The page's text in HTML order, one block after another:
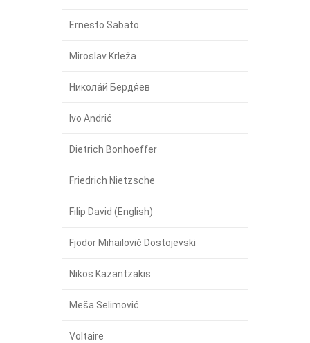
Ernesto Sabato
Miroslav Krleža
Никола́й Бердя́ев
Ivo Andrić
Dietrich Bonhoeffer
Friedrich Nietzsche
Filip David (English)
Fjodor Mihailovič Dostojevski
Nikos Kazantzakis
Meša Selimović
Voltaire